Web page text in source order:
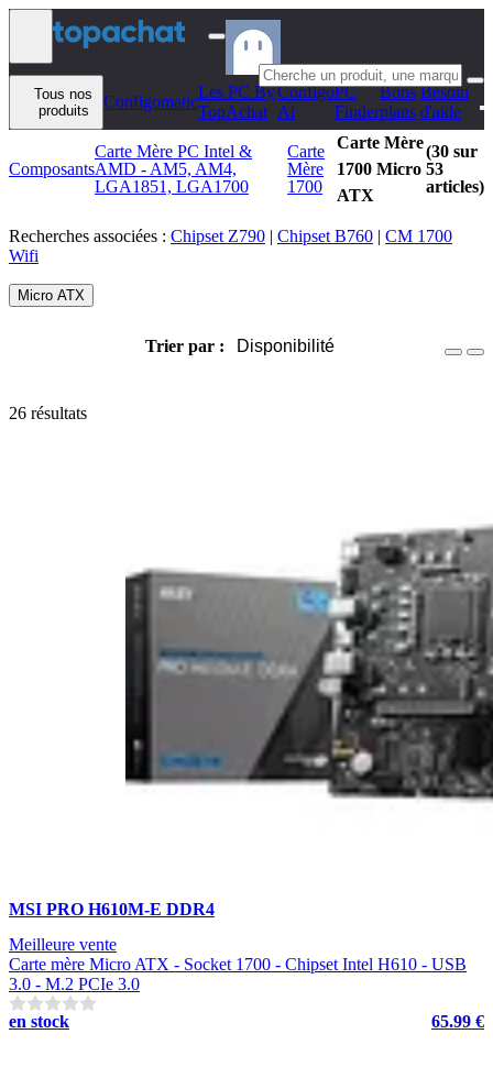
Aller au contenu
Tous nos
produits
Configomatic
Les PC By
TopAchat
Configo
Ai
PC
Finder
Bons
plans
Besoin
d'aide
Composants
Carte Mère PC Intel &
AMD - AM5, AM4,
LGA1851, LGA1700
Carte
Mère
1700
Carte Mère
1700 Micro
ATX
(30 sur
53
articles)
Recherches associées : Chipset Z790 | Chipset B760 | CM 1700
Wifi
Micro ATX
Trier par : Disponibilité
26 résultats
MSI PRO H610M-E DDR4
Meilleure vente
Carte mère Micro ATX - Socket 1700 - Chipset Intel H610 - USB
3.0 - M.2 PCIe 3.0
en stock
65.99 €